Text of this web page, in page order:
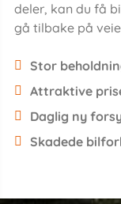
deler, kan du få
gå tilbake på
Stor
Attraktive
Daglig ny
Skadede